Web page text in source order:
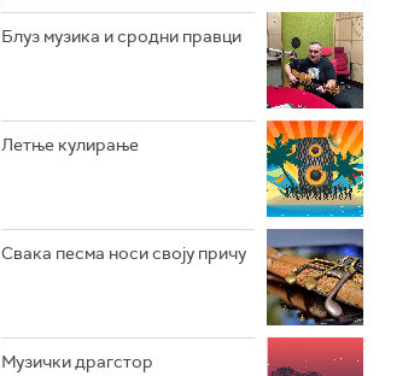
РАДИО ЏУБОКС
РАДИО ВРТЕШКА
РАДИО ЏЕЗЕР
Блуз музика и сродни правци
Летње кулирање
Свака песма носи своју причу
Музички драгстор